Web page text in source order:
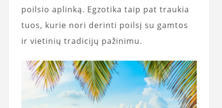
poilsio aplinką. Egzotika taip pat traukia
tuos, kurie nori derinti poilsį su gamtos
ir vietinių tradicijų pažinimu.